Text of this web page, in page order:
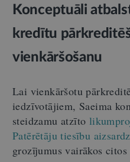
Konceptuāli
kredītu
vienkāršošanu
Lai vienkāršotu
iedzīvotājiem, Saeima
steidzamu atzīto
Patērētāju tiesību
grozījumus vairākos